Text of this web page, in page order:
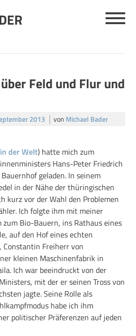
Feld und Flur und
2013 von Michael Bader
der Welt) hatte mich zum
Hans-Peter Friedrich
geladen. In seinem
in der Nähe der thüringischen
kurz vor der Wahl den Problemen
Ich folgte ihm mit meiner
zum Bio-Bauern, ins Rathaus eines
auf den Hof eines echten
Freiherr von
kleinen Maschinenfabrik in
Ich war beeindruckt von der
mit der er seinen Tross von
jagte. Seine Rolle als
habe ich ihm
politischer Präferenzen auf jeden